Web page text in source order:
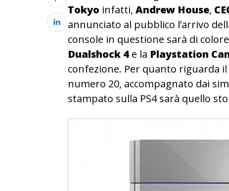
Tokyo infatti, Andrew House,
annunciato al pubblico l’arrivo
console in questione sarà di
Dualshock 4 e la Playstation
confezione. Per quanto riguarda il
numero 20, accompagnato dai
stampato sulla PS4 sarà quello